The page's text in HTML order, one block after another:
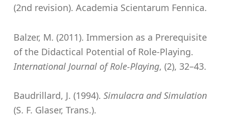
(2nd revision). Academia Scientarum Fennica.
Balzer, M. (2011). Immersion as a Prerequisite
of the Didactical Potential of Role-Playing.
International Journal of Role-Playing, (2), 32–43.
Baudrillard, J. (1994). Simulacra and Simulation
(S. F. Glaser, Trans.).